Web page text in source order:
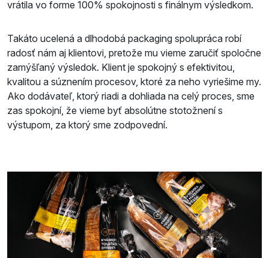
vrátila vo forme 100% spokojnosti s finálnym výsledkom.
Takáto ucelená a dlhodobá packaging spolupráca robí
radosť nám aj klientovi, pretože mu vieme zaručiť spoločne
zamýšľaný výsledok. Klient je spokojný s efektivitou,
kvalitou a súznením procesov, ktoré za neho vyriešime my.
Ako dodávateľ, ktorý riadi a dohliada na celý proces, sme
zas spokojní, že vieme byť absolútne stotožnení s
výstupom, za ktorý sme zodpovední.